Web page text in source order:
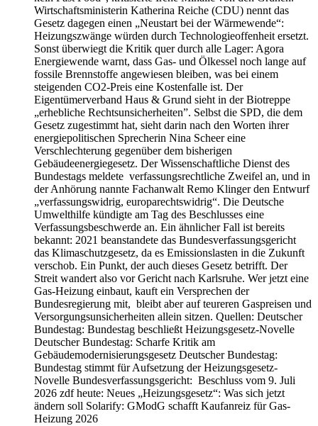
Wirtschaftsministerin Katherina Reiche (CDU) nennt das
Gesetz dagegen einen „Neustart bei der Wärmewende“:
Heizungszwänge würden durch Technologieoffenheit ersetzt.
Sonst überwiegt die Kritik quer durch alle Lager: Agora
Energiewende warnt, dass Gas- und Ölkessel noch lange auf
fossile Brennstoffe angewiesen bleiben, was bei einem
steigenden CO2-Preis eine Kostenfalle ist. Der
Eigentümerverband Haus & Grund sieht in der Biotreppe
„erhebliche Rechtsunsicherheiten”. Selbst die SPD, die dem
Gesetz zugestimmt hat, sieht darin nach den Worten ihrer
energiepolitischen Sprecherin Nina Scheer eine
Verschlechterung gegenüber dem bisherigen
Gebäudeenergiegesetz. Der Wissenschaftliche Dienst des
Bundestags meldete verfassungsrechtliche Zweifel an, und in
der Anhörung nannte Fachanwalt Remo Klinger den Entwurf
„verfassungswidrig, europarechtswidrig“. Die Deutsche
Umwelthilfe kündigte am Tag des Beschlusses eine
Verfassungsbeschwerde an. Ein ähnlicher Fall ist bereits
bekannt: 2021 beanstandete das Bundesverfassungsgericht
das Klimaschutzgesetz, da es Emissionslasten in die Zukunft
verschob. Ein Punkt, der auch dieses Gesetz betrifft. Der
Streit wandert also vor Gericht nach Karlsruhe. Wer jetzt eine
Gas-Heizung einbaut, kauft ein Versprechen der
Bundesregierung mit, bleibt aber auf teureren Gaspreisen und
Versorgungsunsicherheiten allein sitzen. Quellen: Deutscher
Bundestag: Bundestag beschließt Heizungsgesetz-Novelle
Deutscher Bundestag: Scharfe Kritik am
Gebäudemodernisierungsgesetz Deutscher Bundestag:
Bundestag stimmt für Aufsetzung der Heizungsgesetz-
Novelle Bundesverfassungsgericht: Beschluss vom 9. Juli
2026 zdf heute: Neues „Heizungsgesetz“: Was sich jetzt
ändern soll Solarify: GModG schafft Kaufanreiz für Gas-
Heizung 2026